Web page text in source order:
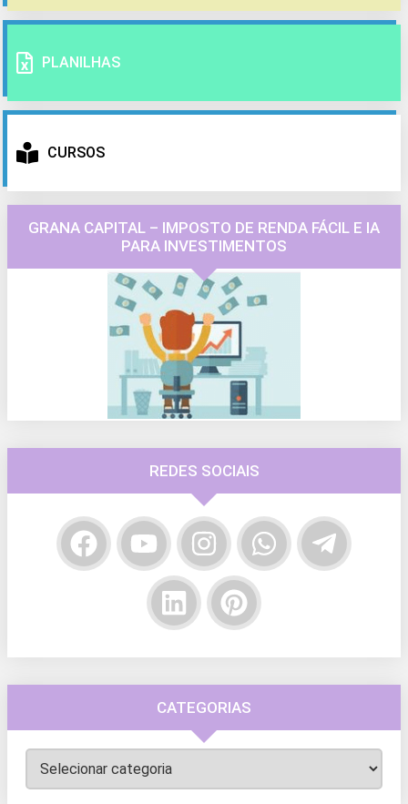
PLANILHAS
CURSOS
GRANA CAPITAL – IMPOSTO DE RENDA FÁCIL E IA
PARA INVESTIMENTOS
REDES SOCIAIS
CATEGORIAS
Categorias